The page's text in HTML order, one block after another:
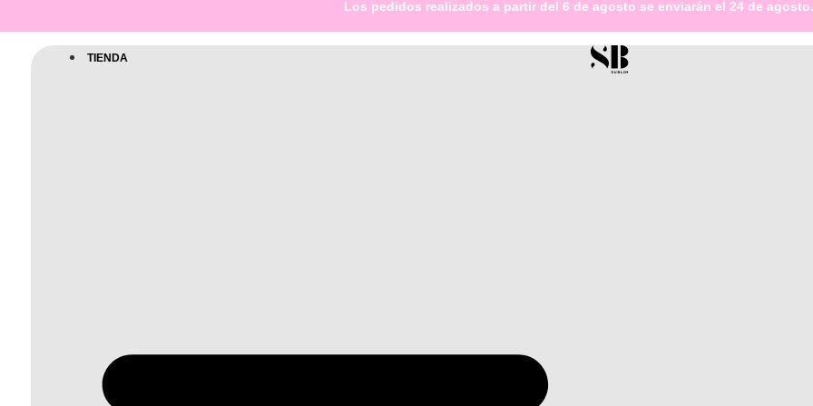
Los pedidos realizados a partir del 6 de agosto se enviarán el 24 de
TIENDA